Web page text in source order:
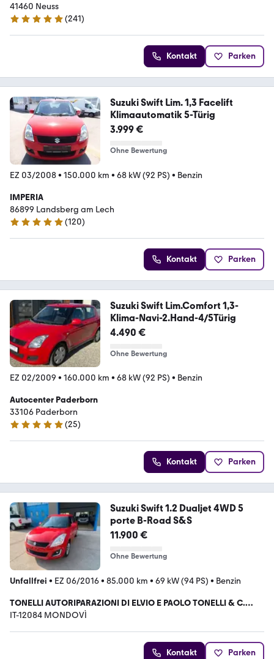
41460 Neuss
4.8 Sterne
(241)
Kontakt Parken
Suzuki Swift Lim. 1,3 Facelift
Klimaautomatik 5-Türig
3.999 €
Ohne Bewertung
EZ 03/2008• 150.000 km • 68 kW (92 PS) • Benzin
IMPERIA
86899 Landsberg am Lech
4.8 Sterne
(120)
Kontakt Parken
Suzuki Swift Lim.Comfort 1,3-
Klima-Navi-2.Hand-4/5Türig
4.490 €
Ohne Bewertung
EZ 02/2009 • 160.000 km • 68 kW (92 PS) • Benzin
Autocenter Paderborn
33106 Paderborn
5 Sterne
(25)
Kontakt Parken
Suzuki Swift 1.2 Dualjet 4WD 5
porte B-Road S&S
11.900 €
Ohne Bewertung
Unfallfrei • EZ 06/2016• 85.000 km • 69 kW (94 PS) • Benzin
TONELLI AUTORIPARAZIONI DI ELVIO E PAOLO TONELLI & C.
S.N.C.
IT-12084 MONDOVÌ
Kontakt Parken